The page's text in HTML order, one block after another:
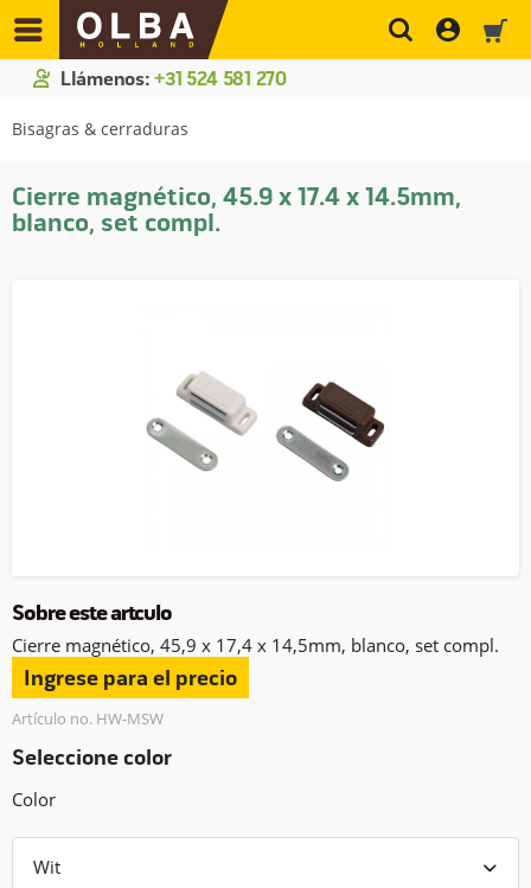
Llámenos: +31 524 581 270
Bisagras & cerraduras
Cierre magnético, 45.9 x 17.4 x 14.5mm,
blanco, set compl.
Sobre este artículo
Cierre magnético, 45,9 x 17,4 x 14,5mm, blanco, set compl.
Ingrese para el precio
Artículo no. HW-MSW
Seleccione color
Color